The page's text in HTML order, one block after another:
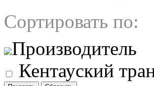
Сортировать по:
Производитель
Кентауский